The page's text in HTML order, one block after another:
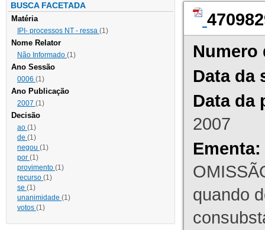
BUSCA FACETADA
Matéria
IPI- processos NT - ressa (1)
Nome Relator
Não Informado (1)
Ano Sessão
0006 (1)
Ano Publicação
2007 (1)
Decisão
ao (1)
de (1)
negou (1)
por (1)
provimento (1)
recurso (1)
se (1)
unanimidade (1)
votos (1)
Numero
Data da
Data da
2007
Ementa:
quando